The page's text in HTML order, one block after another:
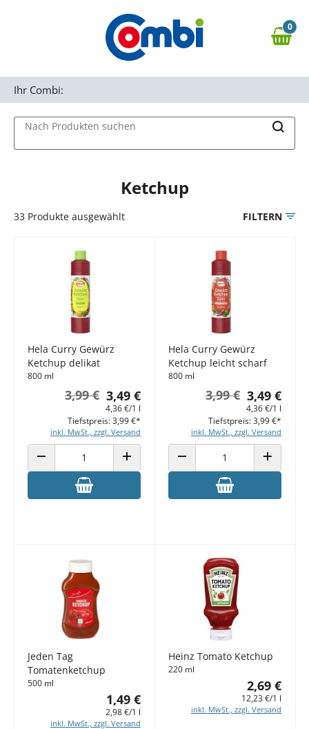
Zur Navigation springen
0,00 €
0
Nach Produkten suchen
Ihr Combi:
Ketchup
33 Produkte ausgewählt FILTERN
Hela Curry Gewürz
Ketchup delikat
800 ml
3,49 €
3,99 €
4,36 €/1 l
inkl. MwSt., zzgl. Versand
Tiefstpreis: 3,99 €*
ANZAHL VERRINGERN ANZAHL ERHÖHEN
Hela Curry Gewürz
Ketchup leicht scharf
800 ml
3,49 €
3,99 €
4,36 €/1 l
inkl. MwSt., zzgl. Versand
Tiefstpreis: 3,99 €*
ANZAHL VERRINGERN ANZAHL
Jeden Tag
Tomatenketchup
500 ml
1,49 €
2,98 €/1 l
inkl. MwSt., zzgl. Versand
Heinz Tomato Ketchup
220 ml
2,69 €
12,23 €/1 l
inkl. MwSt., zzgl. Versand